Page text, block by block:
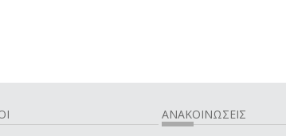
ΑΝΑΚΟΙΝΩΣΕΙΣ